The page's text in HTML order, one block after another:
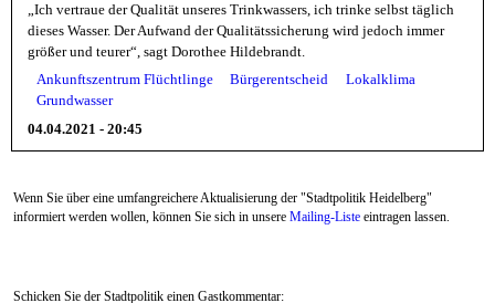
„Ich vertraue der Qualität unseres Trinkwassers, ich trinke selbst täglich
dieses Wasser. Der Aufwand der Qualitätssicherung wird jedoch immer
größer und teurer“, sagt Dorothee Hildebrandt.
Ankunftszentrum Flüchtlinge
Bürgerentscheid
Lokalklima
Grundwasser
04.04.2021 - 20:45
Wenn Sie über eine umfangreichere Aktualisierung der "Stadtpolitik Heidelberg"
informiert werden wollen, können Sie sich in unsere Mailing-Liste eintragen lassen.
Schicken Sie der Stadtpolitik einen Gastkommentar: